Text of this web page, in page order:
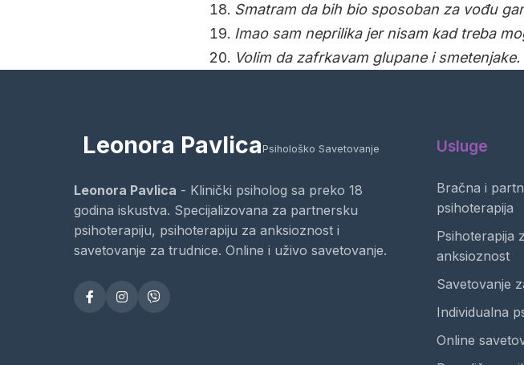
Smatram da bih bio sposoban za vođu
Imao sam neprilika jer nisam kad treba
Volim da zafrkavam glupane i smetenjake.
Leonora Pavlica Psihološko Savetovanje
Leonora Pavlica - Klinički psiholog sa preko 18
godina iskustva. Specijalizovana za partnersku
psihoterapiju, psihoterapiju za anksioznost i
savetovanje za trudnice. Online i uživo savetovanje.
Usluge
Bračna i
psihoterapija
Psihoterapija
anksioznost
Savetovanje
Individualna
Online